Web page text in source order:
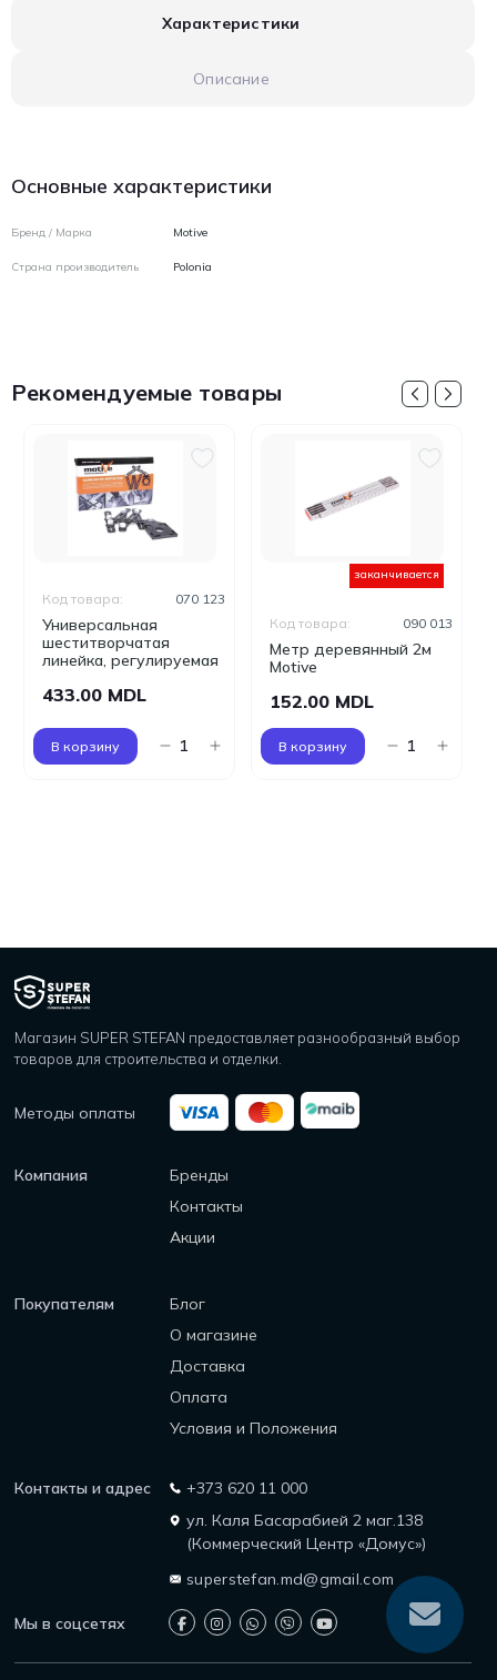
Характеристики
Описание
Основные характеристики
Бренд / Марка Motive
Страна производитель Polonia
Рекомендуемые товары
Универсальная
шеститворчатая
линейка, регулируемая
Код товара: 070 123
433.00 MDL
В корзину
заканчивается
Метр деревянный 2м
Motive
Код товара: 090 013
152.00 MDL
В корзину
Магазин SUPER STEFAN предоставляет разнообразный выбор
товаров для строительства и отделки.
Методы оплаты
Компания
Бренды
Контакты
Акции
Покупателям
Блог
О магазине
Доставка
Оплата
Условия и Положения
Контакты и адрес
+373 620 11 000
ул. Каля Басарабией 2 маг.138
(Коммерческий Центр «Домус»)
superstefan.md@gmail.com
Мы в соцсетях